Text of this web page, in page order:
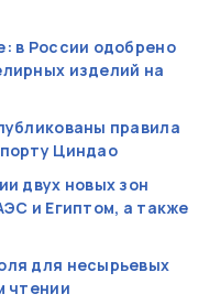
в России одобрено
изделий на
правила
Циндао
двух новых зон
и Египтом, а также
для несырьевых
чтении